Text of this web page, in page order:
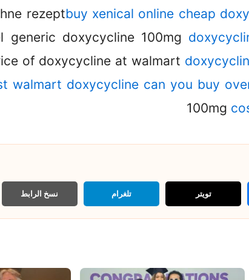
rezeptbuy xenical online cheap
generic doxycycline 100mg
of doxycycline at walmart
walmart doxycycline can you buy
100mg
تويتر تلغرام نسخ الرابط